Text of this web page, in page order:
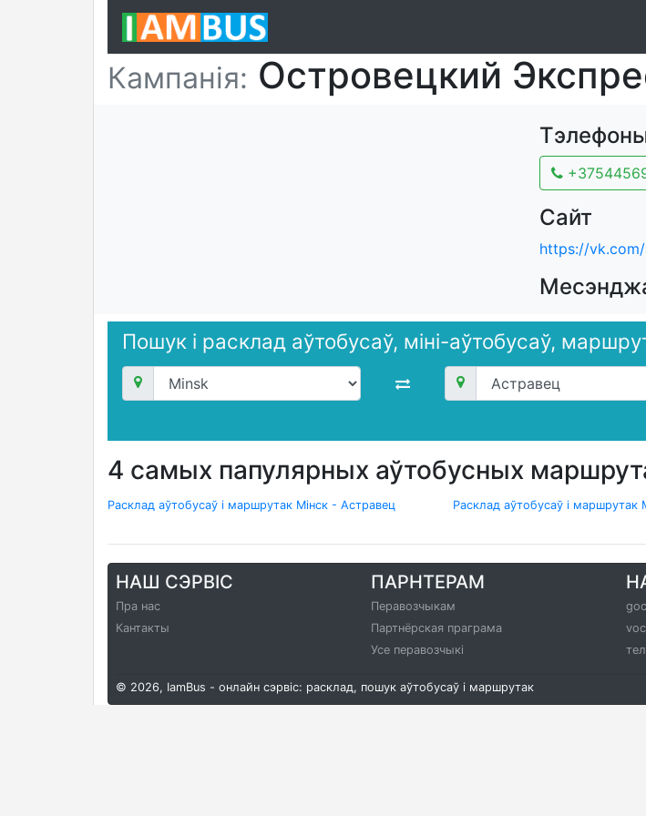
Кампанія: Островецкий
Сайт
https://
Пошук і расклад аўтобусаў, міні-аўтобусаў,
4 самых папулярных аўтобусных
Расклад аўтобусаў і маршрутак Мінск - Астравец Расклад аўтобусаў і
НАШ СЭРВІС
Пра нас
Кантакты
ПАРНТЕРАМ
Перавозчыкам
Партнёрская праграма
Усе перавозчыкі
© 2026, IamBus - онлайн сэрвіс: расклад, пошук аўтобусаў і маршрутак